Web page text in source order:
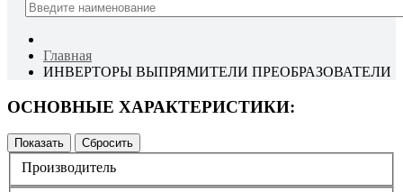
Главная
ИНВЕРТОРЫ ВЫПРЯМИТЕЛИ ПРЕОБРАЗОВАТЕЛИ
ОСНОВНЫЕ ХАРАКТЕРИСТИКИ:
Производитель